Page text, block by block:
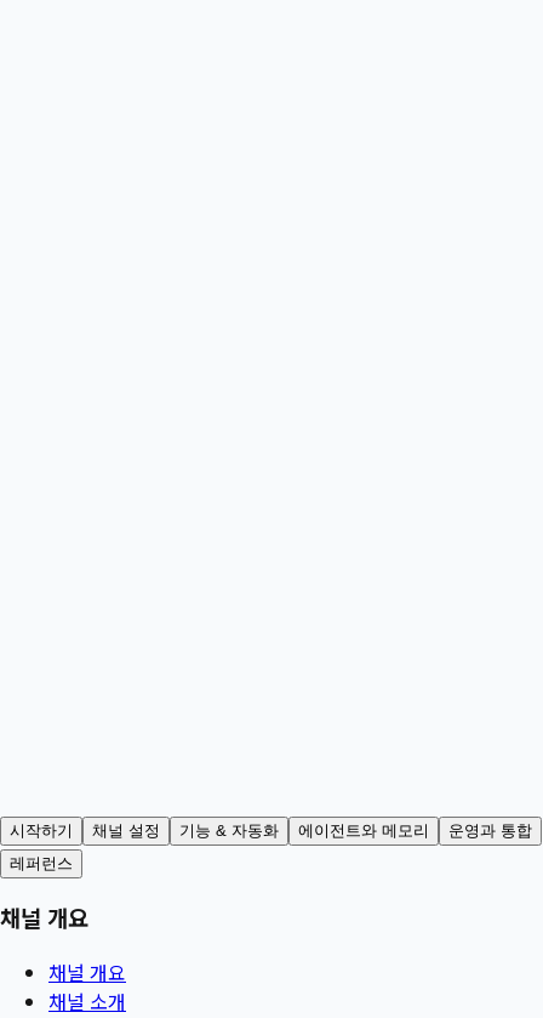
시작하기 채널 설정 기능 & 자동화 에이전트와 메모리
운영과 통합
레퍼런스
채널 개요
채널 개요
채널 소개